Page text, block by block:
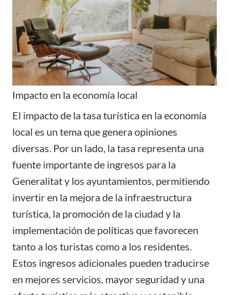
Impacto en la economía local
El impacto de la tasa turística en la economía
local es un tema que genera opiniones
diversas. Por un lado, la tasa representa una
fuente importante de ingresos para la
Generalitat y los ayuntamientos, permitiendo
invertir en la mejora de la infraestructura
turística, la promoción de la ciudad y la
implementación de políticas que favorecen
tanto a los turistas como a los residentes.
Estos ingresos adicionales pueden traducirse
en mejores servicios, mayor seguridad y una